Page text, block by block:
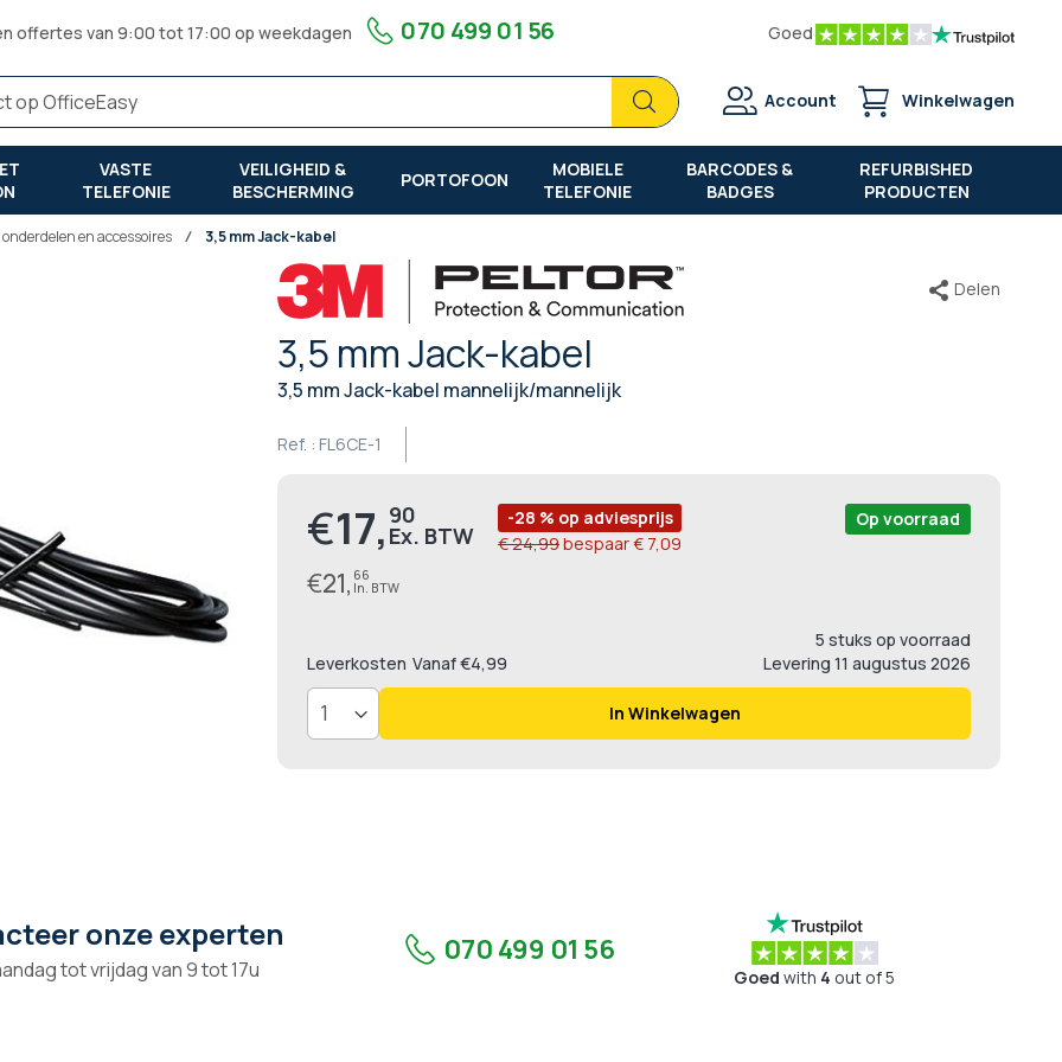
offertes van 9:00 tot 17:00 op weekdagen 070 499 01 56 Goed
Zoek
Zoek
Account Winkelwagen
VASTE
TELEFONIE
VEILIGHEID &
BESCHERMING
PORTOFOON
MOBIELE
TELEFONIE
BARCODES &
BADGES
REFURBISHED
PRODUCTEN
onderdelen en accessoires 3,5 mm Jack-kabel
3,5 mm Jack-kabel
3,5 mm Jack-kabel mannelijk/mannelijk
Ref. : FL6CE-1
Delen
Prijs
€17, 90
€21, 66
-28 % op adviesprijs
€ 24,99bespaar€ 7,09
5 stuks op voorraad
Op voorraad
Levering 11 augustus 2026
Leverkosten Vanaf €4,99
In Winkelwagen
onze experten
tot vrijdag van 9 tot 17u
070 499 01 56
Goed with 4 out of 5